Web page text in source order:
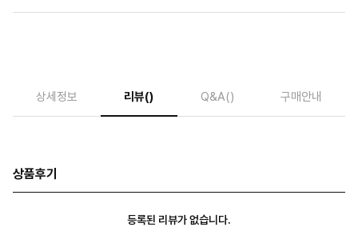
상세정보 리뷰() Q&A() 구매안내
상품후기
등록된 리뷰가 없습니다.